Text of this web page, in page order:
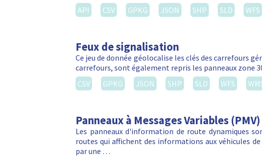
API
CSV GPKG JSON SHP SLD WFS
Feux de signalisation
Ce jeu de donnée géolocalise les clés des carrefours
carrefours, sont également repris les panneaux zone
CSV
GPKG JSON SHP SLD WFS
Panneaux à Messages Variables (PMV)
Les panneaux d'information de route dynamiques
routes qui affichent des informations aux véhicules
par une …